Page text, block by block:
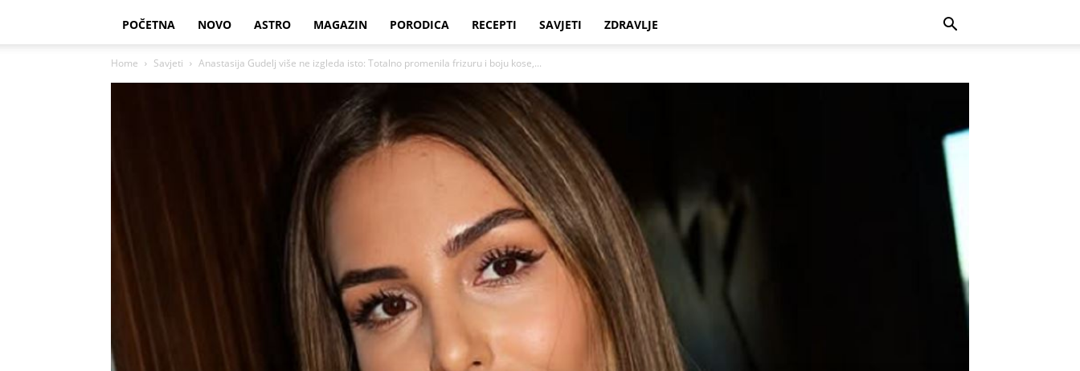
POČETNA NOVO ASTRO MAGAZIN PORODICA RECEPTI SAVJETI ZDRAVLJE
Home Savjeti Anastasija Gudelj više ne izgleda isto: Totalno promenila frizuru i boju kose,...